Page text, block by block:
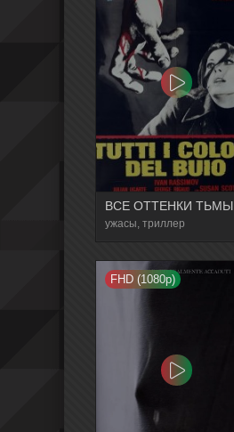
ВСЕ ОТТЕНКИ ТЬМЫ
ужасы, триллер
FHD (1080p)